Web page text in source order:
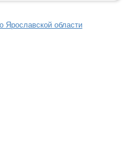
Ярославской области